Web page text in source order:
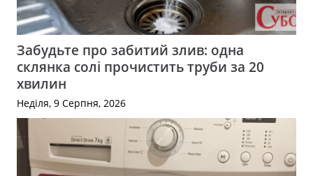
Забудьте про забитий злив: одна
склянка солі прочистить труби за 20
хвилин
Неділя, 9 Серпня, 2026